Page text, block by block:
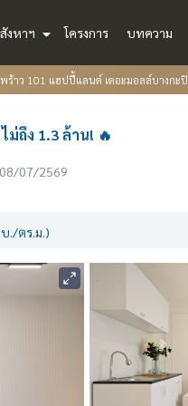
งหาฯ โครงการ บทความ
าว 101 แฮปปี้แลนด์ เดอะมอลล์บางกะปิ
ม่ถึง 1.3 ล้าน! 🔥
07/2569
./ตร.ม.)